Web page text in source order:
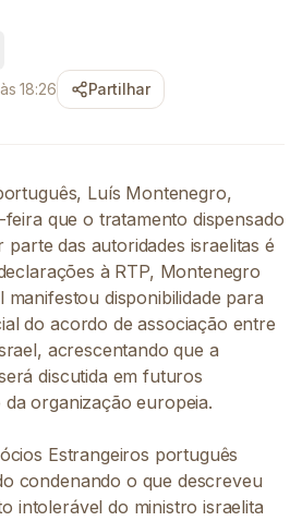
18:26 Partilhar
Luís Montenegro,
que o tratamento dispensado
parte das autoridades israelitas é
à RTP, Montenegro
disponibilidade para
do acordo de associação entre
acrescentando que a
discutida em futuros
organização europeia.
Estrangeiros português
condenando o que descreveu
intolerável do ministro israelita